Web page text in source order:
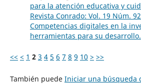
para la atención educativa y
Revista Conrado: Vol. 19 Núm.
Competencias digitales en la
herramientas para su desarrollo.
<< < 1 2 3 4 5 6 7 8 9 10 > >>
También puede Iniciar una búsqueda